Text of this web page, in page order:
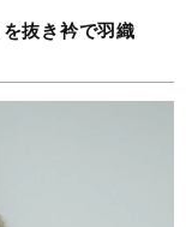
抜き衿で羽織